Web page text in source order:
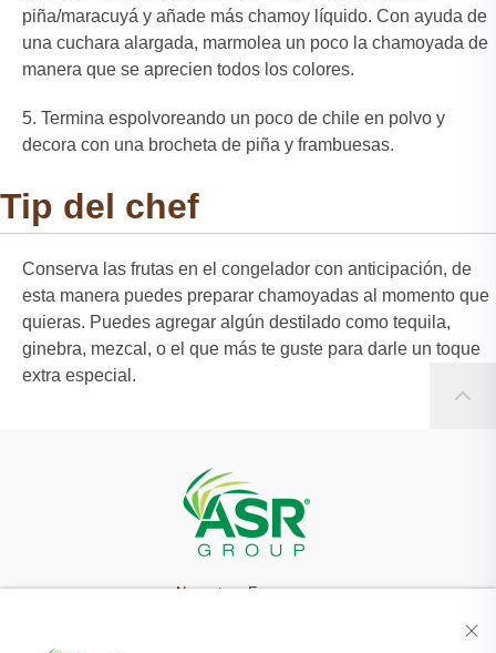
piña/maracuyá y añade más chamoy líquido. Con ayuda de
una cuchara alargada, marmolea un poco la chamoyada de
manera que se aprecien todos los colores.
Termina espolvoreando un poco de chile en polvo y
decora con una brocheta de piña y frambuesas.
Tip del chef
Conserva las frutas en el congelador con anticipación, de
esta manera puedes preparar chamoyadas al momento que
quieras. Puedes agregar algún destilado como tequila,
ginebra, mezcal, o el que más te guste para darle un toque
extra especial.
Nuestra Empresa